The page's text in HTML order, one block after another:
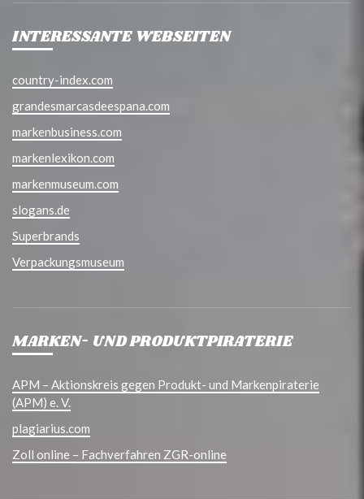
INTERESSANTE WEBSEITEN
country-index.com
grandesmarcasdeespana.com
markenbusiness.com
markenlexikon.com
markenmuseum.com
slogans.de
Superbrands
Verpackungsmuseum
MARKEN- UND PRODUKTPIRATERIE
APM – Aktionskreis gegen Produkt- und Markenpiraterie
(APM) e. V.
plagiarius.com
Zoll online – Fachverfahren ZGR-online